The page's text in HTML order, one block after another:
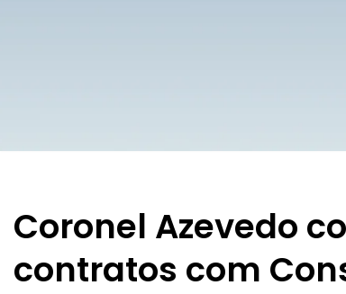
Coronel Azevedo
contratos com